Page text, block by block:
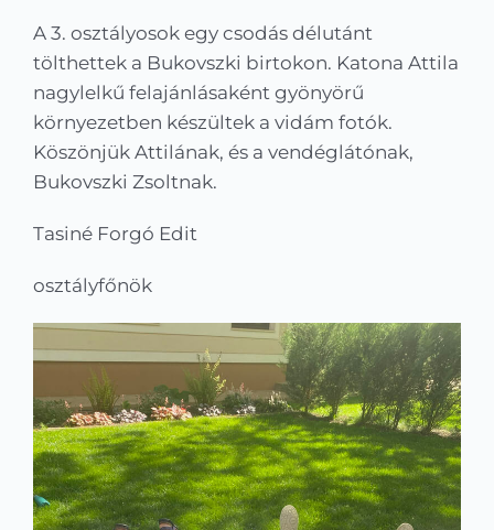
KRÉTA
A 3. osztályosok egy csodás délutánt
tölthettek a Bukovszki birtokon. Katona Attila
nagylelkű felajánlásaként gyönyörű
környezetben készültek a vidám fotók.
Köszönjük Attilának, és a vendéglátónak,
Bukovszki Zsoltnak.
Tasiné Forgó Edit
osztályfőnök